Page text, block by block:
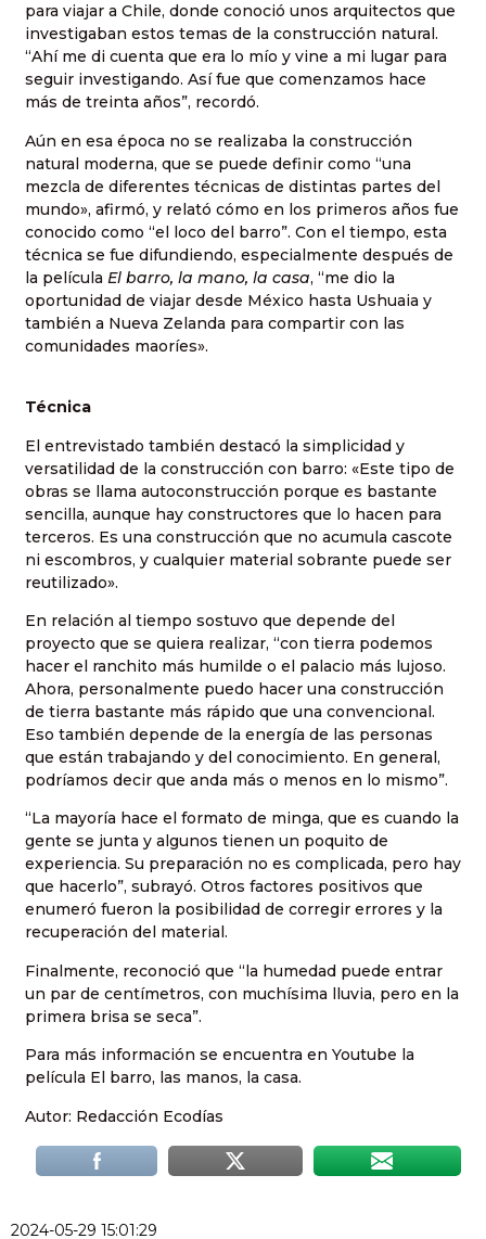
para viajar a Chile, donde conoció unos arquitectos que
investigaban estos temas de la construcción natural.
“Ahí me di cuenta que era lo mío y vine a mi lugar para
seguir investigando. Así fue que comenzamos hace
más de treinta años”, recordó.
Aún en esa época no se realizaba la construcción
natural moderna, que se puede definir como “una
mezcla de diferentes técnicas de distintas partes del
mundo», afirmó, y relató cómo en los primeros años fue
conocido como “el loco del barro”. Con el tiempo, esta
técnica se fue difundiendo, especialmente después de
la película El barro, la mano, la casa, “me dio la
oportunidad de viajar desde México hasta Ushuaia y
también a Nueva Zelanda para compartir con las
comunidades maoríes».
Técnica
El entrevistado también destacó la simplicidad y
versatilidad de la construcción con barro: «Este tipo de
obras se llama autoconstrucción porque es bastante
sencilla, aunque hay constructores que lo hacen para
terceros. Es una construcción que no acumula cascote
ni escombros, y cualquier material sobrante puede ser
reutilizado».
En relación al tiempo sostuvo que depende del
proyecto que se quiera realizar, “con tierra podemos
hacer el ranchito más humilde o el palacio más lujoso.
Ahora, personalmente puedo hacer una construcción
de tierra bastante más rápido que una convencional.
Eso también depende de la energía de las personas
que están trabajando y del conocimiento. En general,
podríamos decir que anda más o menos en lo mismo”.
“La mayoría hace el formato de minga, que es cuando la
gente se junta y algunos tienen un poquito de
experiencia. Su preparación no es complicada, pero hay
que hacerlo”, subrayó. Otros factores positivos que
enumeró fueron la posibilidad de corregir errores y la
recuperación del material.
Finalmente, reconoció que “la humedad puede entrar
un par de centímetros, con muchísima lluvia, pero en la
primera brisa se seca”.
Para más información se encuentra en Youtube la
película El barro, las manos, la casa.
Autor: Redacción Ecodías
2024-05-29 15:01:29